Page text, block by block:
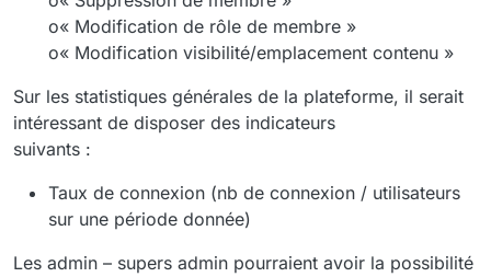
o« Modification de rôle de membre »
o« Modification visibilité/emplacement contenu »
Sur les statistiques générales de la plateforme, il serait
intéressant de disposer des indicateurs
suivants :
Taux de connexion (nb de connexion / utilisateurs
sur une période donnée)
Les admin – supers admin pourraient avoir la possibilité